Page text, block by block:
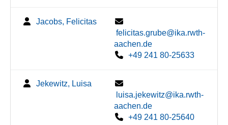
Jacobs, Felicitas
felicitas.grube@ika.rwth-
aachen.de
+49 241 80-25633
Jekewitz, Luisa
luisa.jekewitz@ika.rwth-
aachen.de
+49 241 80-25640